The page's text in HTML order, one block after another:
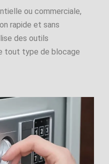
ou commerciale,
rapide et sans
des outils
tout type de blocage